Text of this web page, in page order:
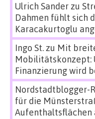
Ulrich Sanderzu
Dahmen fühlt sich
Karacakurtoglu
Ingo St.zu Mit
Mobilitätskonzept:
Finanzierung wird
Nordstadtblogger-
für die
Aufenthaltsflächen